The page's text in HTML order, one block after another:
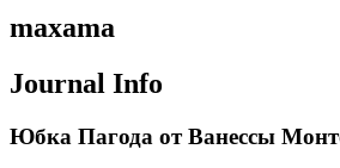
maxama
Journal Info
Юбка Пагода от Ванессы